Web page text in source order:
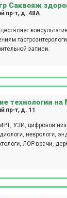
Саквояж
пр-т, д. 48А
записи.
технологии на
пр-т, д. 11
УЗИ, цифровой
неврологи,
ЛОР-врачи,